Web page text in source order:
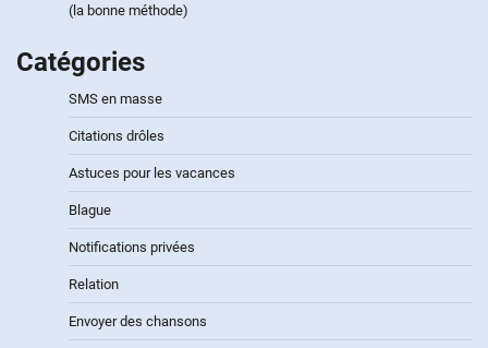
(la bonne méthode)
Catégories
SMS en masse
Citations drôles
Astuces pour les vacances
Blague
Notifications privées
Relation
Envoyer des chansons